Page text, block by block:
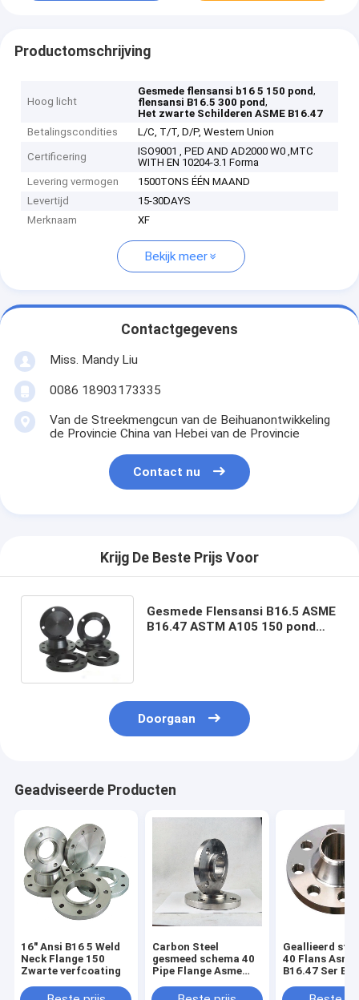
Productomschrijving
Hoog licht
Gesmede flensansi b16 5 150 pond,
flensansi B16.5 300 pond,
Het zwarte Schilderen ASME B16.47
Betalingscondities
L/C, T/T, D/P, Western Union
Certificering
ISO9001 , PED AND AD2000 W0 ,MTC
WITH EN 10204-3.1 Forma
Levering vermogen
1500TONS ÉÉN MAAND
Levertijd
15-30DAYS
Merknaam
XF
Bekijk meer
Contactgegevens
Miss. Mandy Liu
0086 18903173335
Van de Streekmengcun van de Beihuanontwikkeling
de Provincie China van Hebei van de Provincie
Contact nu
Krijg De Beste Prijs Voor
Gesmede Flensansi B16.5 ASME
B16.47 ASTM A105 150 pond
Doorgaan
Geadviseerde Producten
16" Ansi B16 5 Weld
Neck Flange 150
Zwarte verfcoating
Carbon Steel
gesmeed schema 40
Pipe Flange Asme
Geallieerd
40 Flans Asme
B16.47 Ser B